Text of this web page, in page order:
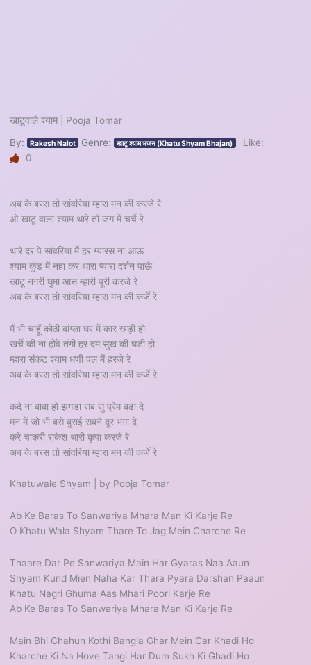
खाटूवाले श्याम | Pooja Tomar
By: Rakesh Nalot Genre: खाटू श्याम भजन (Khatu Shyam Bhajan)
Like:
0
अब के बरस तो सांवरिया म्हारा मन की करजे रे
ओ खाटू वाला श्याम थारे तो जग में चर्चे रे
थारे दर पे सांवरिया मैं हर ग्यारस ना आऊं
श्याम कुंड में नहा कर थारा प्यारा दर्शन पाऊं
खाटू नगरी घुमा आस म्हारी पूरी करजे रे
अब के बरस तो सांवरिया म्हारा मन की कर्जे रे
मैं भी चाहूँ कोठी बांग्ला घर में कार खड़ी हो
खर्चे की ना होवे तंगी हर दम सुख की घडी हो
म्हारा संकट श्याम धणी पल में हरजे रे
अब के बरस तो सांवरिया म्हारा मन की कर्जे रे
कदे ना बाबा हो झगड़ा सब सु प्रेम बढ़ा दे
मन में जो भी बसे बुराई सबने दूर भगा दे
करे चाकरी राकेश थारी कृपा करजे रे
अब के बरस तो सांवरिया म्हारा मन की कर्जे रे
Khatuwale Shyam | by Pooja Tomar
Ab Ke Baras To Sanwariya Mhara Man Ki Karje Re
O Khatu Wala Shyam Thare To Jag Mein Charche Re
Thaare Dar Pe Sanwariya Main Har Gyaras Naa Aaun
Shyam Kund Mien Naha Kar Thara Pyara Darshan Paaun
Khatu Nagri Ghuma Aas Mhari Poori Karje Re
Ab Ke Baras To Sanwariya Mhara Man Ki Karje Re
Main Bhi Chahun Kothi Bangla Ghar Mein Car Khadi Ho
Kharche Ki Na Hove Tangi Har Dum Sukh Ki Ghadi Ho